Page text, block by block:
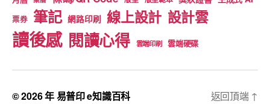
票券 筆記 網路印刷 線上設計 設計雲
讀後感 閱讀心得 雲端印刷 雲端硬碟
© 2026 年易普印 e知識百科 返回頂端 ↑